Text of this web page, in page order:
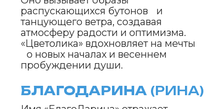
Имя «Весносия» передает
нежность и свежесть весеннего
пробуждения. Оно символизирует
радость, обновление и силу
природы, которая дарит ощущение
начала чего-то великого.
«Весносия» вдохновляет на
творческие свершения и
открытость переменам, принимая